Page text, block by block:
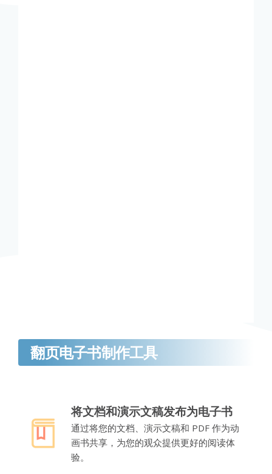
翻页电子书制作工具
将文档和演示文稿发布为电子书
通过将您的文档、演示文稿和 PDF 作为动
画书共享，为您的观众提供更好的阅读体
验。